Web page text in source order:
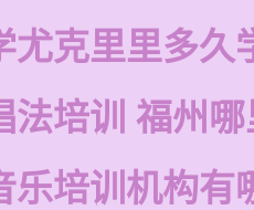
尤克里里多久
法培训 福州
乐培训机构有